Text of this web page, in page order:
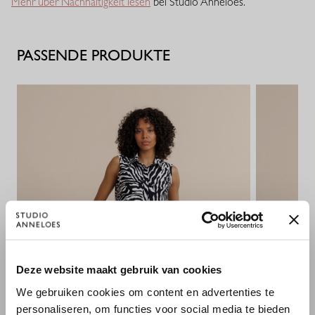
Deze website maakt gebruik van cookies
We gebruiken cookies om content en advertenties te
personaliseren, om functies voor social media te bieden
Ausstrahlung.
PASSENDE PRODUKTE
WILLKOMMEN BEI STUDIO
ANNELOES